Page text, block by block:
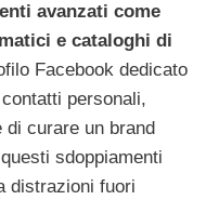
avanzati come
e cataloghi di
Facebook dedicato
personali,
curare un brand
sdoppiamenti
distrazioni fuori